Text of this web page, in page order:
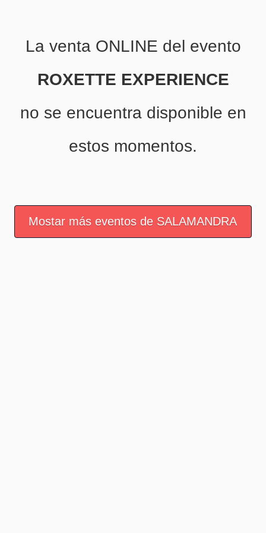
La venta ONLINE del evento
ROXETTE EXPERIENCE
no se encuentra disponible en
estos momentos.
Mostar más eventos de SALAMANDRA